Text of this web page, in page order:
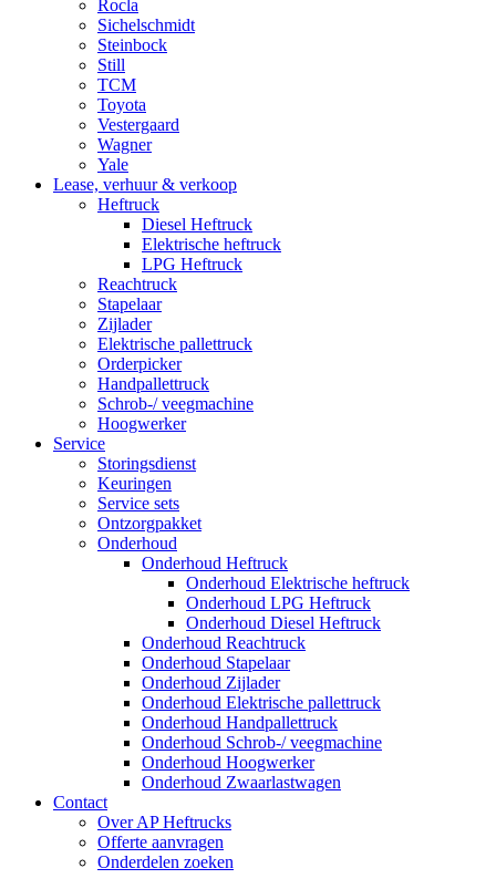
Rocla
Sichelschmidt
Steinbock
Still
TCM
Toyota
Vestergaard
Wagner
Yale
Lease, verhuur & verkoop
Heftruck
Diesel Heftruck
Elektrische heftruck
LPG Heftruck
Reachtruck
Stapelaar
Zijlader
Elektrische pallettruck
Orderpicker
Handpallettruck
Schrob-/ veegmachine
Hoogwerker
Service
Storingsdienst
Keuringen
Service sets
Ontzorgpakket
Onderhoud
Onderhoud Heftruck
Onderhoud Elektrische heftruck
Onderhoud LPG Heftruck
Onderhoud Diesel Heftruck
Onderhoud Reachtruck
Onderhoud Stapelaar
Onderhoud Zijlader
Onderhoud Elektrische pallettruck
Onderhoud Handpallettruck
Onderhoud Schrob-/ veegmachine
Onderhoud Hoogwerker
Onderhoud Zwaarlastwagen
Contact
Over AP Heftrucks
Offerte aanvragen
Onderdelen zoeken